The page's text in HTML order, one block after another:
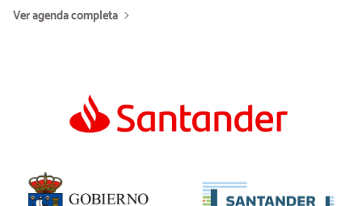
Ver agenda completa